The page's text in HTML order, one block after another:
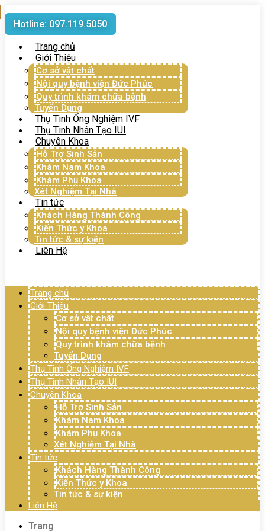
Hotline: 097.119.5050
Trang chủ
Giới Thiệu
Cơ sở vật chất
Nội quy bệnh viện Đức Phúc
Quy trình khám chữa bệnh
Tuyển Dụng
Thụ Tinh Ống Nghiệm IVF
Thụ Tinh Nhân Tạo IUI
Chuyên Khoa
Hỗ Trợ Sinh Sản
Khám Nam Khoa
Khám Phụ Khoa
Xét Nghiệm Tại Nhà
Tin tức
Khách Hàng Thành Công
Kiến Thức y Khoa
Tin tức & sự kiện
Liên Hệ
Trang chủ
Giới Thiệu
Cơ sở vật chất
Nội quy bệnh viện Đức Phúc
Quy trình khám chữa bệnh
Tuyển Dụng
Thụ Tinh Ống Nghiệm IVF
Thụ Tinh Nhân Tạo IUI
Chuyên Khoa
Hỗ Trợ Sinh Sản
Khám Nam Khoa
Khám Phụ Khoa
Xét Nghiệm Tại Nhà
Tin tức
Khách Hàng Thành Công
Kiến Thức y Khoa
Tin tức & sự kiện
Liên Hệ
Trang